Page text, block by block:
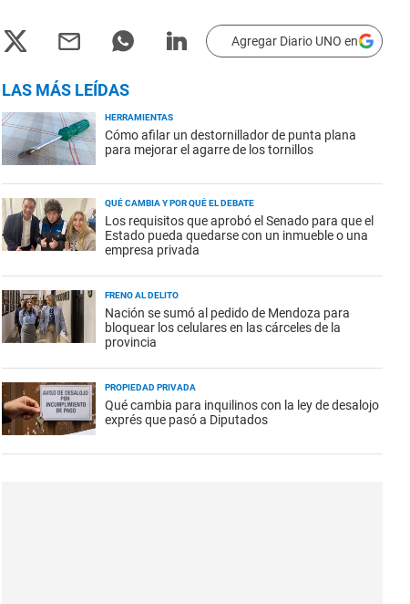
Agregar Diario UNO en
LAS MÁS LEÍDAS
HERRAMIENTAS
Cómo afilar un destornillador de punta plana
para mejorar el agarre de los tornillos
QUÉ CAMBIA Y POR QUÉ EL DEBATE
Los requisitos que aprobó el Senado para que el
Estado pueda quedarse con un inmueble o una
empresa privada
FRENO AL DELITO
Nación se sumó al pedido de Mendoza para
bloquear los celulares en las cárceles de la
provincia
PROPIEDAD PRIVADA
Qué cambia para inquilinos con la ley de desalojo
exprés que pasó a Diputados